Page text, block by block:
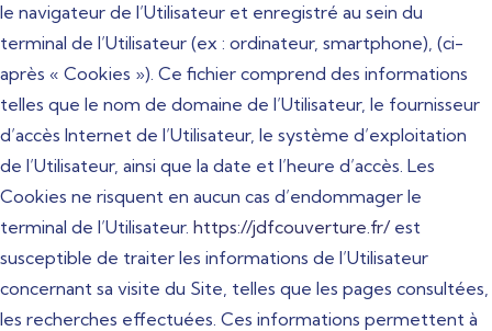
le navigateur de l’Utilisateur et enregistré au sein du
terminal de l’Utilisateur (ex : ordinateur, smartphone), (ci-
après « Cookies »). Ce fichier comprend des informations
telles que le nom de domaine de l’Utilisateur, le fournisseur
d’accès Internet de l’Utilisateur, le système d’exploitation
de l’Utilisateur, ainsi que la date et l’heure d’accès. Les
Cookies ne risquent en aucun cas d’endommager le
terminal de l’Utilisateur. https://jdfcouverture.fr/est
susceptible de traiter les informations de l’Utilisateur
concernant sa visite du Site, telles que les pages consultées,
les recherches effectuées. Ces informations permettent à